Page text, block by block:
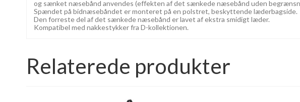
og sænket næsebånd anvendes (effekten af det sænkede næsebånd uden
Spændet på bidnæsebåndet er monteret på en polstret, beskyttende læderbagside.
Den forreste del af det sænkede næsebånd er lavet af ekstra smidigt læder.
Kompatibel med nakkestykker fra D-kollektionen.
Relaterede produkter